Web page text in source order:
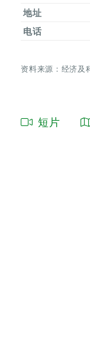
地址
电话
资料来源：经济及
短片